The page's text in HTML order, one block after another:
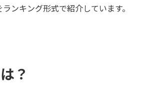
ンキング形式で紹介しています。
？